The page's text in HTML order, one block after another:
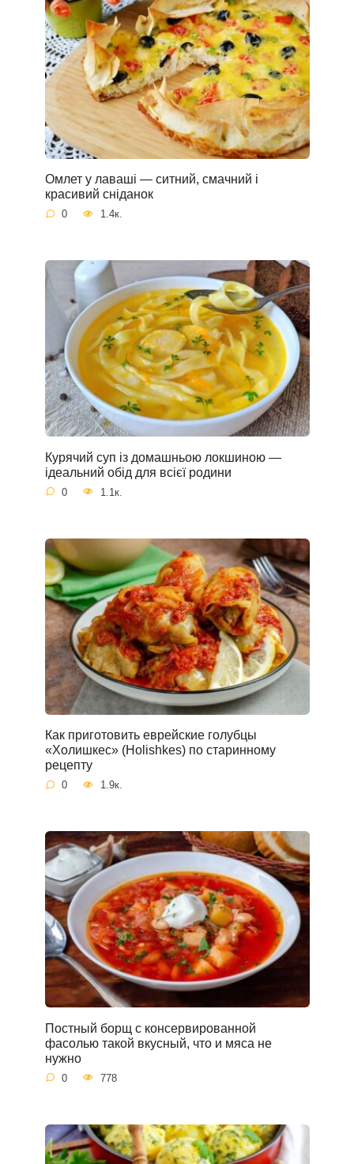
Омлет у лаваші — ситний, смачний і
красивий сніданок
0 1.4к.
Курячий суп із домашньою локшиною —
ідеальний обід для всієї родини
0 1.1к.
Как приготовить еврейские голубцы
«Холишкес» (Holishkes) по старинному
рецепту
0 1.9к.
Постный борщ с консервированной
фасолью такой вкусный, что и мяса не
нужно
0 778